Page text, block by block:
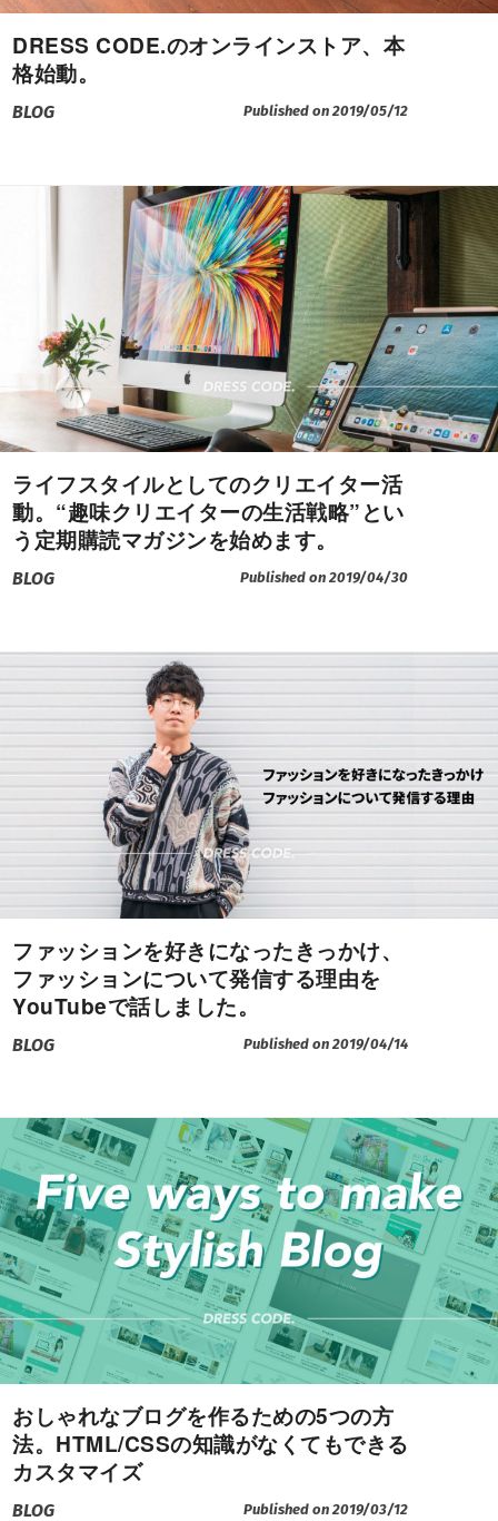
DRESS CODE.のオンラインストア、本
格始動。
BLOG Published on 2019/05/12
ライフスタイルとしてのクリエイター活
動。“趣味クリエイターの生活戦略”とい
う定期購読マガジンを始めます。
BLOG Published on 2019/04/30
ファッションを好きになったきっかけ、
ファッションについて発信する理由を
YouTubeで話しました。
BLOG Published on 2019/04/14
おしゃれなブログを作るための5つの方
法。HTML/CSSの知識がなくてもできる
カスタマイズ
BLOG Published on 2019/03/12